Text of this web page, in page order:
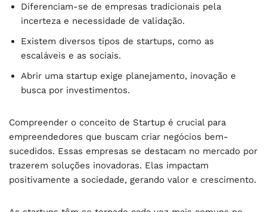
Diferenciam-se de empresas tradicionais pela
incerteza e necessidade de validação.
Existem diversos tipos de startups, como as
escaláveis e as sociais.
Abrir uma startup exige planejamento, inovação e
busca por investimentos.
Compreender o conceito de Startup é crucial para
empreendedores que buscam criar negócios bem-
sucedidos. Essas empresas se destacam no mercado por
trazerem soluções inovadoras. Elas impactam
positivamente a sociedade, gerando valor e crescimento.